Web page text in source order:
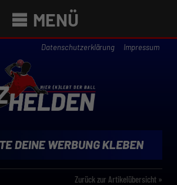
MENÜ
Datenschutzerklärung Impressum
Zurück zur Artikelübersicht »